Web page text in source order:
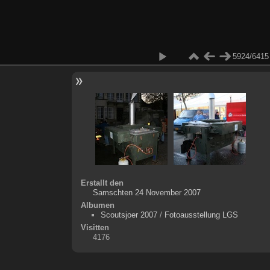
5924/6415
Erstallt den
Samschten 24 November 2007
Albumen
Scoutsjoer 2007/ Fotoausstellung LGS
Visitten
4176